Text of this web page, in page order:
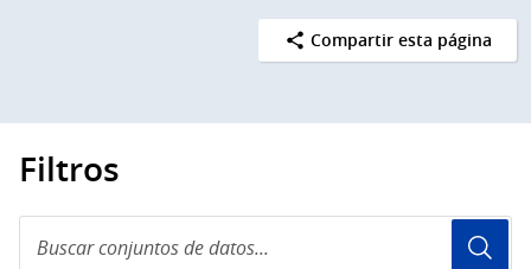
Compartir esta página
Filtros
conjuntos